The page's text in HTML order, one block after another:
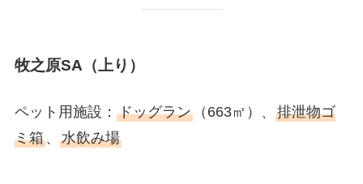
牧之原SA（上り）
ペット用施設： ドッグラン（663㎡）、 排泄物ゴ
ミ箱、 水飲み場